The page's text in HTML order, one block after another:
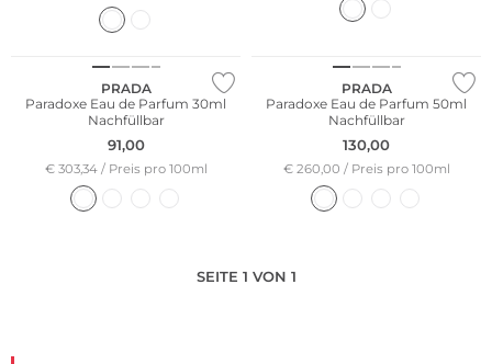
PRADA
Paradoxe Eau de Parfum 30ml
Nachfüllbar
91,00
€ 303,34 / Preis pro 100ml
PRADA
Paradoxe Eau de Parfum 50ml
Nachfüllbar
130,00
€ 260,00 / Preis pro 100ml
SEITE 1 VON 1